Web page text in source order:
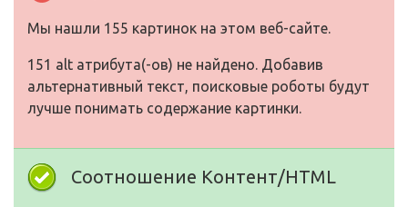
Мы нашли 155 картинок на этом веб-сайте.
151 alt атрибута(-ов) не найдено. Добавив
альтернативный текст, поисковые роботы будут
лучше понимать содержание картинки.
Соотношение Контент/HTML